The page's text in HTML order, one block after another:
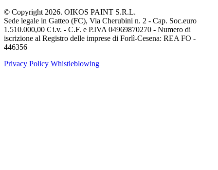
© Copyright 2026. OIKOS PAINT S.R.L.
Sede legale in Gatteo (FC), Via Cherubini n. 2 - Cap. Soc.euro
1.510.000,00 € i.v. - C.F. e P.IVA 04969870270 - Numero di
iscrizione al Registro delle imprese di Forlì-Cesena: REA FO -
446356
Privacy Policy Whistleblowing